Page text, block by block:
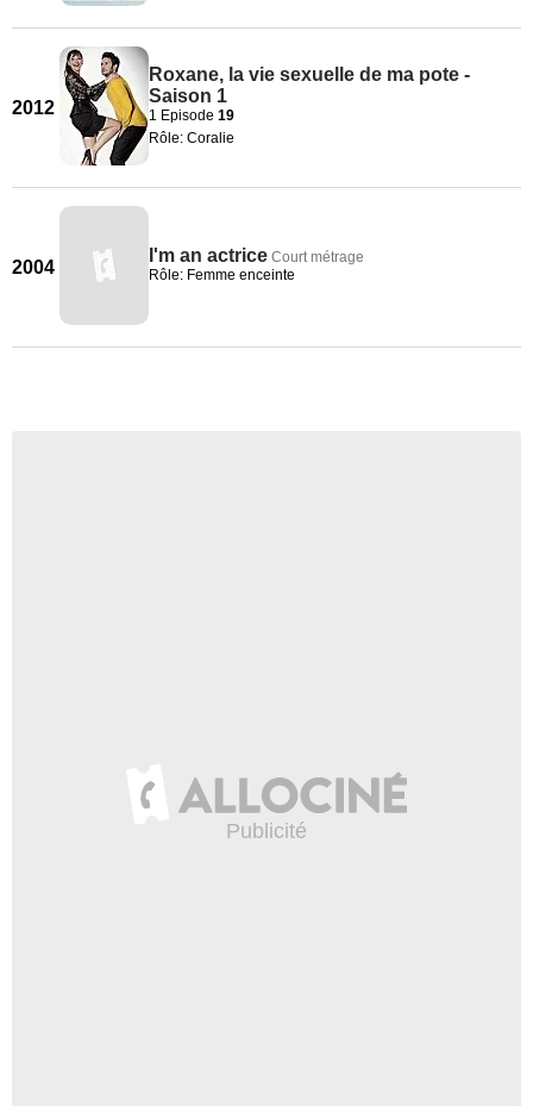
2012
Roxane, la vie sexuelle de ma pote -
Saison 1
1 Episode 19
Rôle: Coralie
2004
I'm an actrice Court métrage
Rôle: Femme enceinte